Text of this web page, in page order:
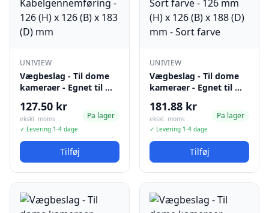
UNIVIEW
Vægbeslag - Til dome
kameraer - Egnet til …
127.50 kr
ekskl. moms
✓ Levering 1-4 dage
Pa lager
Tilføj
UNIVIEW
Vægbeslag - Til dome
kameraer - Egnet til …
181.88 kr
ekskl. moms
✓ Levering 1-4 dage
Pa lager
Tilføj